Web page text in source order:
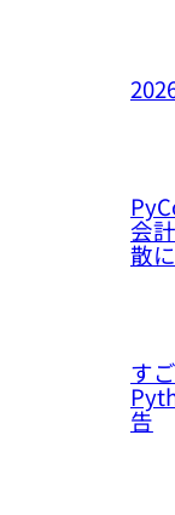
会
散
す
告